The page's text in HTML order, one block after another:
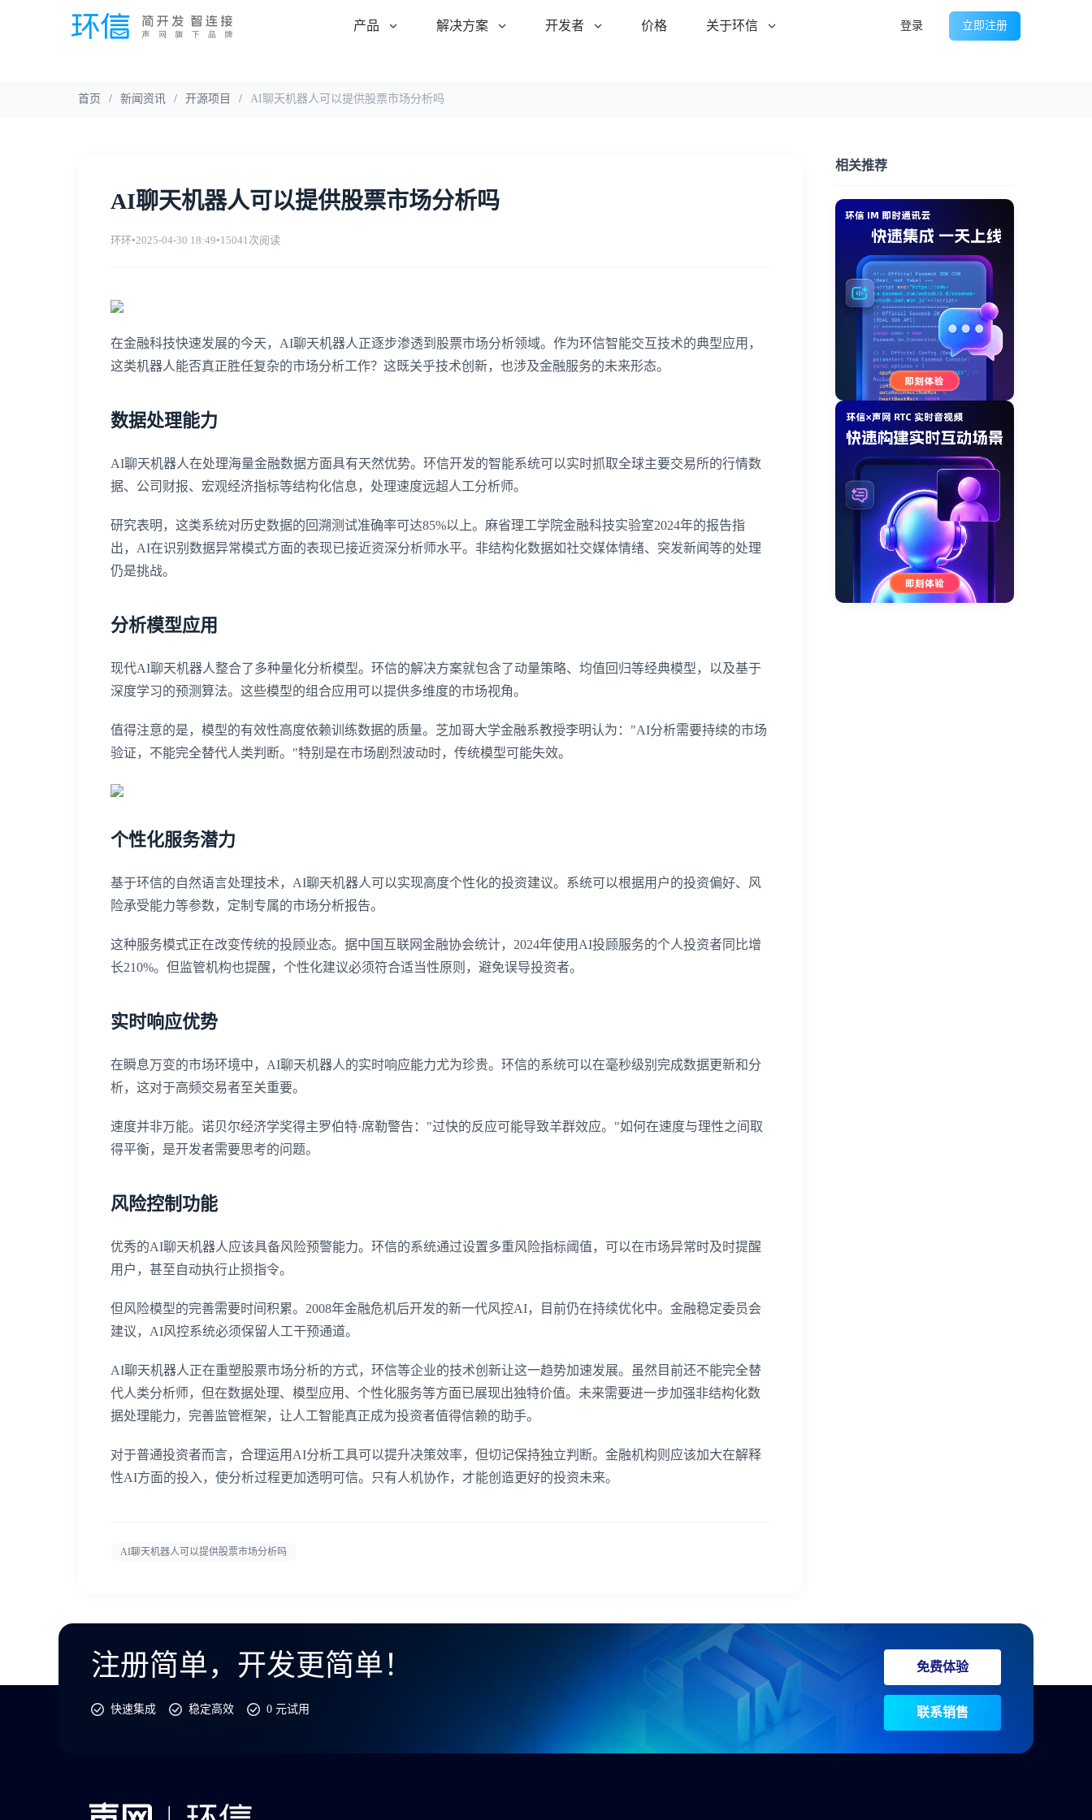
产品 解决方案 开发者 价格 关于环信 登录 立即注册
首页 / 新闻资讯 / 开源项目 / AI聊天机器人可以提供股票市场分析吗
AI聊天机器人可以提供股票市场分析吗
环环•2025-04-30 18:49•15041次阅读
在金融科技快速发展的今天，AI聊天机器人正逐步渗透到股票市场分析领域。作为环信智能交互技术的典型应用，
这类机器人能否真正胜任复杂的市场分析工作？这既关乎技术创新，也涉及金融服务的未来形态。
数据处理能力
AI聊天机器人在处理海量金融数据方面具有天然优势。环信开发的智能系统可以实时抓取全球主要交易所的行情数
据、公司财报、宏观经济指标等结构化信息，处理速度远超人工分析师。
研究表明，这类系统对历史数据的回溯测试准确率可达85%以上。麻省理工学院金融科技实验室2024年的报告指
出，AI在识别数据异常模式方面的表现已接近资深分析师水平。非结构化数据如社交媒体情绪、突发新闻等的处理
仍是挑战。
分析模型应用
现代AI聊天机器人整合了多种量化分析模型。环信的解决方案就包含了动量策略、均值回归等经典模型，以及基于
深度学习的预测算法。这些模型的组合应用可以提供多维度的市场视角。
值得注意的是，模型的有效性高度依赖训练数据的质量。芝加哥大学金融系教授李明认为："AI分析需要持续的市场
验证，不能完全替代人类判断。"特别是在市场剧烈波动时，传统模型可能失效。
个性化服务潜力
基于环信的自然语言处理技术，AI聊天机器人可以实现高度个性化的投资建议。系统可以根据用户的投资偏好、风
险承受能力等参数，定制专属的市场分析报告。
这种服务模式正在改变传统的投顾业态。据中国互联网金融协会统计，2024年使用AI投顾服务的个人投资者同比增
长210%。但监管机构也提醒，个性化建议必须符合适当性原则，避免误导投资者。
实时响应优势
在瞬息万变的市场环境中，AI聊天机器人的实时响应能力尤为珍贵。环信的系统可以在毫秒级别完成数据更新和分
析，这对于高频交易者至关重要。
速度并非万能。诺贝尔经济学奖得主罗伯特·席勒警告："过快的反应可能导致羊群效应。"如何在速度与理性之间取
得平衡，是开发者需要思考的问题。
风险控制功能
优秀的AI聊天机器人应该具备风险预警能力。环信的系统通过设置多重风险指标阈值，可以在市场异常时及时提醒
用户，甚至自动执行止损指令。
但风险模型的完善需要时间积累。2008年金融危机后开发的新一代风控AI，目前仍在持续优化中。金融稳定委员会
建议，AI风控系统必须保留人工干预通道。
AI聊天机器人正在重塑股票市场分析的方式，环信等企业的技术创新让这一趋势加速发展。虽然目前还不能完全替
代人类分析师，但在数据处理、模型应用、个性化服务等方面已展现出独特价值。未来需要进一步加强非结构化数
据处理能力，完善监管框架，让人工智能真正成为投资者值得信赖的助手。
对于普通投资者而言，合理运用AI分析工具可以提升决策效率，但切记保持独立判断。金融机构则应该加大在解释
性AI方面的投入，使分析过程更加透明可信。只有人机协作，才能创造更好的投资未来。
AI聊天机器人可以提供股票市场分析吗
相关推荐
注册简单，开发更简单！
快速集成 稳定高效 0 元试用
免费体验
联系销售
我已阅读并同意通讯云服务条款和 通讯云隐私政策
登录即时通讯云